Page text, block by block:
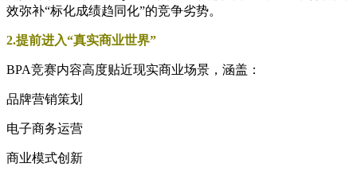
效弥补“标化成绩趋同化”的竞争劣势。
2.提前进入“真实商业世界”
BPA竞赛内容高度贴近现实商业场景，涵盖：
品牌营销策划
电子商务运营
商业模式创新